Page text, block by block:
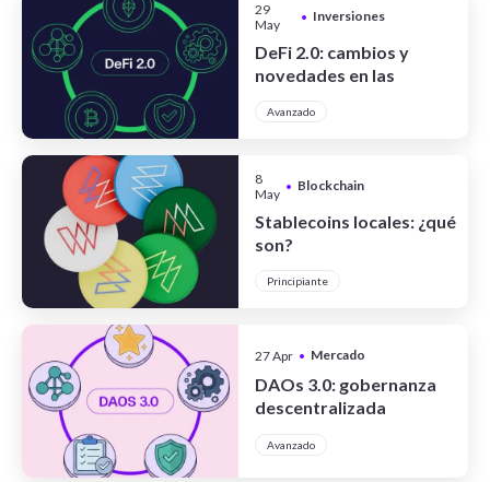
29
May
• Inversiones
DeFi 2.0: cambios y
novedades en las
descentralizadas
Avanzado
8
May • Blockchain
Stablecoins locales: ¿qué
son?
Principiante
27 Apr • Mercado
DAOs 3.0: gobernanza
descentralizada
Avanzado